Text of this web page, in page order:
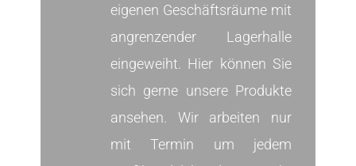
eigenen Geschäftsräume mit
angrenzender Lagerhalle
eingeweiht. Hier können Sie
sich gerne unsere Produkte
ansehen. Wir arbeiten nur
mit Termin um jedem